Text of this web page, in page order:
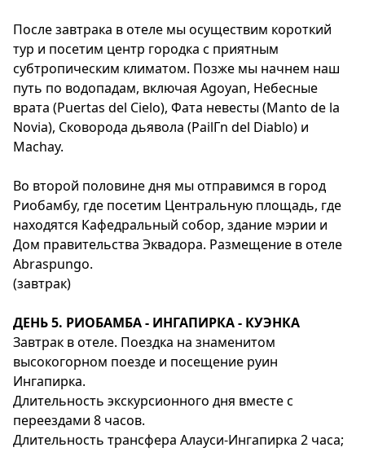
После завтрака в отеле мы осуществим короткий
тур и посетим центр городка с приятным
субтропическим климатом. Позже мы начнем наш
путь по водопадам, включая Agoyan, Небесные
врата (Puertas del Cielo), Фата невесты (Manto de la
Novia), Сковорода дьявола (PailГn del Diablo) и
Machay.
Во второй половине дня мы отправимся в город
Риобамбу, где посетим Центральную площадь, где
находятся Кафедральный собор, здание мэрии и
Дом правительства Эквадора. Размещение в отеле
Abraspungo.
(завтрак)
ДЕНЬ 5. РИОБАМБА - ИНГАПИРКА - КУЭНКА
Завтрак в отеле. Поездка на знаменитом
высокогорном поезде и посещение руин
Ингапирка.
Длительность экскурсионного дня вместе с
переездами 8 часов.
Длительность трансфера Алауси-Ингапирка 2 часа;